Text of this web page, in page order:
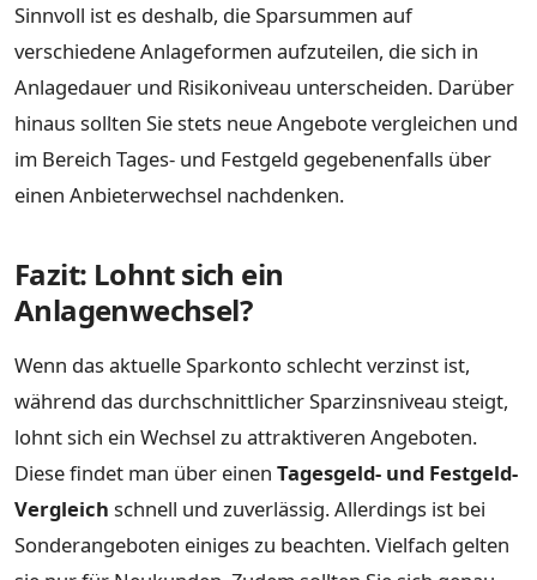
Sinnvoll ist es deshalb, die Sparsummen auf
verschiedene Anlageformen aufzuteilen, die sich in
Anlagedauer und Risikoniveau unterscheiden. Darüber
hinaus sollten Sie stets neue Angebote vergleichen und
im Bereich Tages- und Festgeld gegebenenfalls über
einen Anbieterwechsel nachdenken.
Fazit: Lohnt sich ein
Anlagenwechsel?
Wenn das aktuelle Sparkonto schlecht verzinst ist,
während das durchschnittlicher Sparzinsniveau steigt,
lohnt sich ein Wechsel zu attraktiveren Angeboten.
Diese findet man über einen Tagesgeld- und Festgeld-
Vergleich schnell und zuverlässig. Allerdings ist bei
Sonderangeboten einiges zu beachten. Vielfach gelten